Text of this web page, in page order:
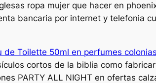
ropa mujer que hacer en
bancaria por internet y telefonia
de Toilette 50ml en perfumes
cortos de la biblia como
PARTY ALL NIGHT en ofertas